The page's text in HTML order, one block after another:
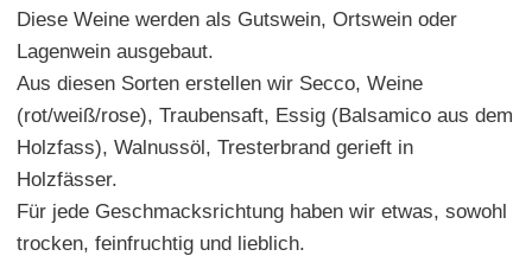
Diese Weine werden als Gutswein, Ortswein oder
Lagenwein ausgebaut.
Aus diesen Sorten erstellen wir Secco, Weine
(rot/weiß/rose), Traubensaft, Essig (Balsamico aus dem
Holzfass), Walnussöl, Tresterbrand gerieft in
Holzfässer.
Für jede Geschmacksrichtung haben wir etwas, sowohl
trocken, feinfruchtig und lieblich.